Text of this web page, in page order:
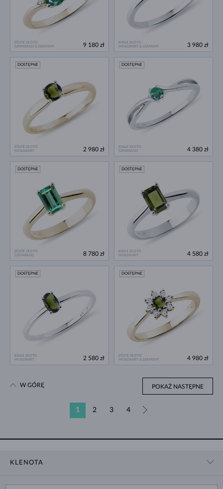
ŻÓŁTE ZŁOTO
SZMARAGD & DIAMENT
9 180 zł
BIAŁE ZŁOTO
MOŁDAWIT & DIAMENT
3 980 zł
ŻÓŁTE ZŁOTO
MOŁDAWIT
DOSTĘPNE
2 980 zł
BIAŁE ZŁOTO
SZMARAGD
DOSTĘPNE
4 380 zł
ŻÓŁTE ZŁOTO
SZMARAGD
DOSTĘPNE
8 780 zł
BIAŁE ZŁOTO
MOŁDAWIT
DOSTĘPNE
4 580 zł
BIAŁE ZŁOTO
MOŁDAWIT
DOSTĘPNE
2 580 zł
ŻÓŁTE ZŁOTO
MOŁDAWIT & DIAMENT
DOSTĘPNE
4 980 zł
POKAŻ NASTĘPNE
1 2 3 4
W GÓRĘ
KLENOTA